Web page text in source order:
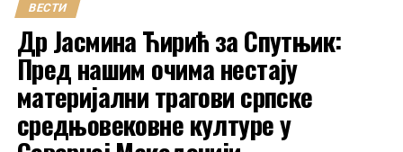
ВЕСТИ
Др Јасмина Ћирић за Спутњик:
Пред нашим очима нестају
материјални трагови српске
средњовековне културе у